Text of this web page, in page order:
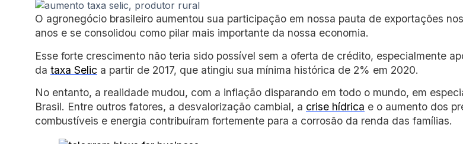
O agronegócio brasileiro aumentou sua participação em nossa pauta de exportações
anos e se consolidou como pilar mais importante da nossa economia.
Esse forte crescimento não teria sido possível sem a oferta de crédito, especialmente
da taxa Selic a partir de 2017, que atingiu sua mínima histórica de 2% em 2020.
No entanto, a realidade mudou, com a inflação disparando em todo o mundo, em
Brasil. Entre outros fatores, a desvalorização cambial, a crise hídrica e o aumento dos
combustíveis e energia contribuíram fortemente para a corrosão da renda das famílias.